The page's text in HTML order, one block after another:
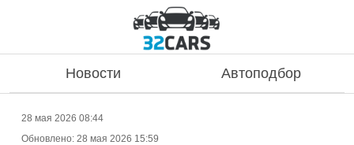
Новости Автоподбор
28 мая 2026 08:44
Обновлено: 28 мая 2026 15:59